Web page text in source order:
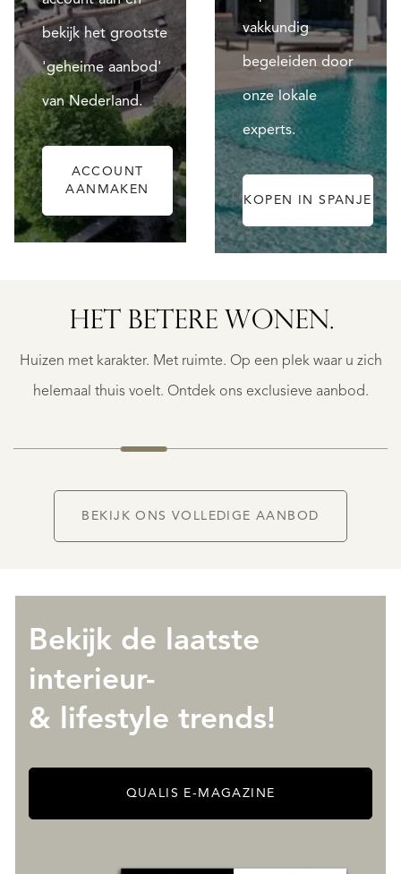
bekijk het grootste
'geheime aanbod'
van Nederland.
ACCOUNT
AANMAKEN
vakkundig
begeleiden door
onze lokale
experts.
KOPEN IN SPANJE
HET BETERE WONEN.
Huizen met karakter. Met ruimte. Op een plek waar u zich
helemaal thuis voelt. Ontdek ons exclusieve aanbod.
FINCA
€
BEKIJK ONS VOLLEDIGE AANBOD
Bekijk de laatste
interieur-
& lifestyle trends!
QUALIS E-MAGAZINE